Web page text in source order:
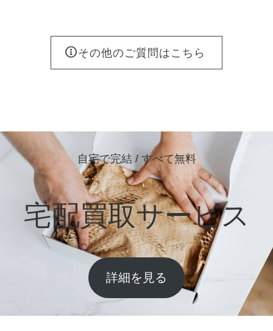
その他のご質問はこちら
自宅で完結 / すべて無料
宅配買取サービス
詳細を見る